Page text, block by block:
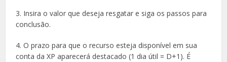
3. Insira o valor que deseja resgatar e siga os passos para
conclusão.
4. O prazo para que o recurso esteja disponível em sua
conta da XP aparecerá destacado (1 dia útil = D+1). É